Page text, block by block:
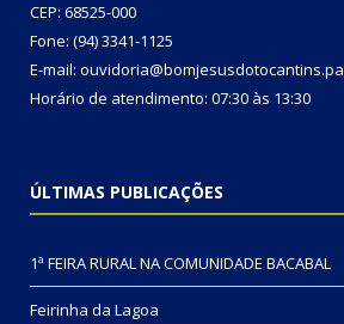
CEP: 68525-000
Fone: (94) 3341-1125
E-mail:
Horário de atendimento: 07:30 às 13:30
ÚLTIMAS PUBLICAÇÕES
1ª FEIRA RURAL NA COMUNIDADE BACABAL
Feirinha da Lagoa